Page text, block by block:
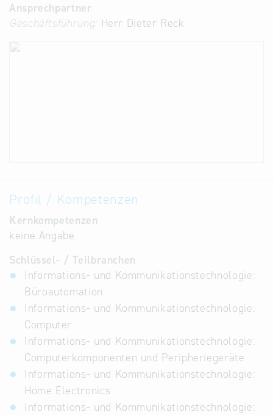
Ansprechpartner
Geschäftsführung: Herr Dieter Reck
Profil / Kompetenzen
Kernkompetenzen
keine Angabe
Schlüssel- / Teilbranchen
Informations- und Kommunikationstechnologie:
Büroautomation
Informations- und Kommunikationstechnologie:
Computer
Informations- und Kommunikationstechnologie:
Computerkomponenten und Peripheriegeräte
Informations- und Kommunikationstechnologie:
Home Electronics
Informations- und Kommunikationstechnologie: